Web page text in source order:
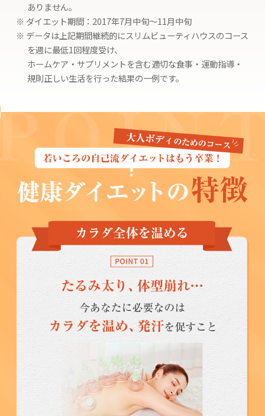
ありません。
※ ダイエット期間：2017年7月中旬〜11月中旬
※ データは上記期間継続的にスリムビューティハウスのコース
を週に最低1回程度受け、
ホームケア・サプリメントを含む適切な食事・運動指導・
規則正しい生活を行った結果の一例です。